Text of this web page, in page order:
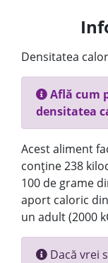
Densitatea
Află cum
densitatea
Acest aliment
conține 238
100 de grame
aport caloric
un adult (2000
Dacă vrei